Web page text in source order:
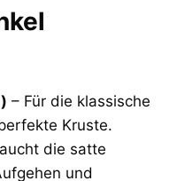
– Für die klassische
Kruste.
die satte
und